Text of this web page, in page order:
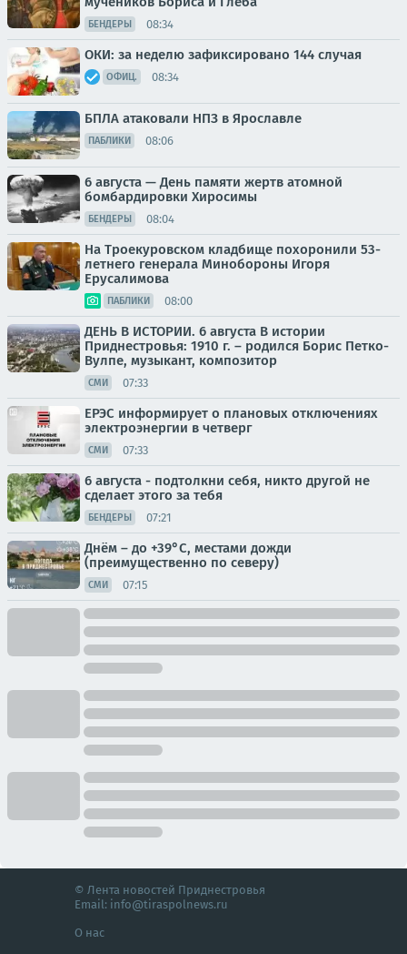
БЕНДЕРЫ 08:34
ОКИ: за неделю зафиксировано 144 случая
ОФИЦ. 08:34
БПЛА атаковали НПЗ в Ярославле
ПАБЛИКИ 08:06
6 августа — День памяти жертв атомной
бомбардировки Хиросимы
БЕНДЕРЫ 08:04
На Троекуровском кладбище похоронили 53-
летнего генерала Минобороны Игоря
Ерусалимова
ПАБЛИКИ 08:00
ДЕНЬ В ИСТОРИИ. 6 августа В истории
Приднестровья: 1910 г. – родился Борис Петко-
Вулпе, музыкант, композитор
СМИ 07:33
ЕРЭС информирует о плановых отключениях
электроэнергии в четверг
СМИ 07:33
6 августа - подтолкни себя, никто другой не
сделает этого за тебя
БЕНДЕРЫ 07:21
Днём – до +39°С, местами дожди
(преимущественно по северу)
СМИ 07:15
© Лента новостей Приднестровья
Email: info@tiraspolnews.ru
О нас